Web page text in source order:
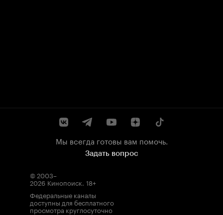
Мы всегда готовы вам помочь.
Задать вопрос
© 2003–
2026 Кинопоиск 18+
Федеральные каналы
доступны для бесплатного
просмотра круглосуточно